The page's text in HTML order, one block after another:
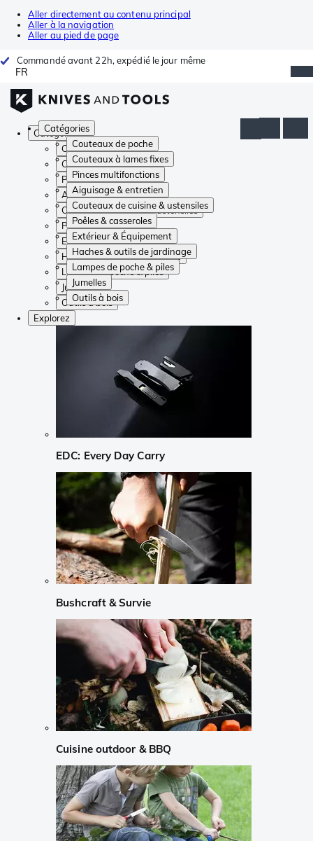
Aller directement au contenu principal
Aller à la navigation
Aller au pied de page
Commandé avant 22h, expédié le jour même
FR
Catégories
Couteaux de poche
Couteaux à lames fixes
Pinces multifonctions
Aiguisage & entretien
Couteaux de cuisine & ustensiles
Poêles & casseroles
Extérieur & Équipement
Haches & outils de jardinage
Lampes de poche & piles
Jumelles
Outils à bois
Catégories
Couteaux de poche
Couteaux à lames fixes
Pinces multifonctions
Aiguisage & entretien
Couteaux de cuisine & ustensiles
Poêles & casseroles
Extérieur & Équipement
Haches & outils de jardinage
Lampes de poche & piles
Jumelles
Outils à bois
Explorez
EDC: Every Day Carry
Bushcraft & Survie
Cuisine outdoor & BBQ